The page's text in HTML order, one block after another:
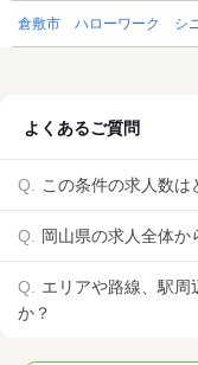
倉敷市 ハローワーク シ
よくあるご質問
この条件の求人数は
岡山県の求人全体か
エリアや路線、駅周
か？